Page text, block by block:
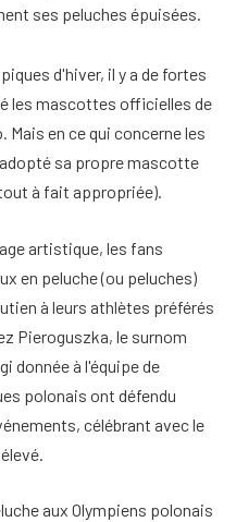
ses peluches épuisées.
d'hiver, il y a de fortes
les mascottes officielles de
Mais en ce qui concerne les
sa propre mascotte
à fait appropriée).
artistique, les fans
en peluche (ou peluches)
à leurs athlètes préférés
Pieroguszka, le surnom
donnée à l'équipe de
polonais ont défendu
célébrant avec le
aux Olympiens polonais